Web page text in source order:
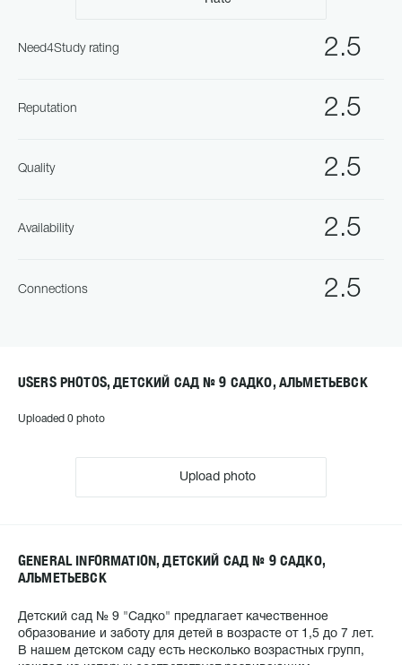
2.5
Need4Study rating
2.5
Reputation
2.5
Quality
2.5
Availability
2.5
Connections
USERS PHOTOS, ДЕТСКИЙ САД № 9 САДКО, АЛЬМЕТЬЕВСК
Uploaded 0 photo
Upload photo
GENERAL INFORMATION, ДЕТСКИЙ САД № 9 САДКО,
АЛЬМЕТЬЕВСК
Детский сад № 9 "Садко" предлагает качественное
образование и заботу для детей в возрасте от 1,5 до 7 лет.
В нашем детском саду есть несколько возрастных групп,